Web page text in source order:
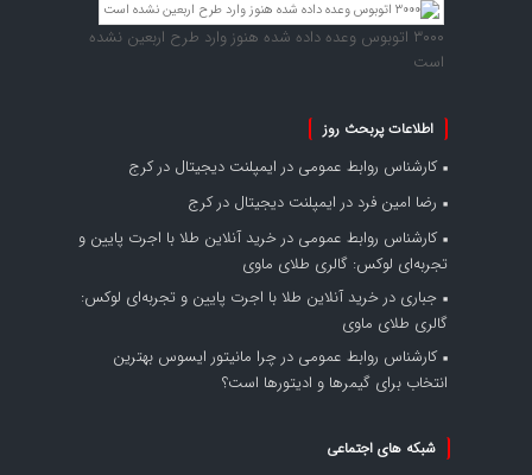
۳۰۰۰ اتوبوس وعده داده شده هنوز وارد طرح اربعین نشده
است
اطلاعات پربحث روز
کارشناس روابط عمومی در ایمپلنت دیجیتال در کرج
رضا امین فرد در ایمپلنت دیجیتال در کرج
کارشناس روابط عمومی در خرید آنلاین طلا با اجرت پایین و
تجربه‌ای لوکس: گالری طلای ماوی
جباری در خرید آنلاین طلا با اجرت پایین و تجربه‌ای لوکس:
گالری طلای ماوی
کارشناس روابط عمومی در چرا مانیتور ایسوس بهترین
انتخاب برای گیمرها و ادیتورها است؟
شبکه های اجتماعی